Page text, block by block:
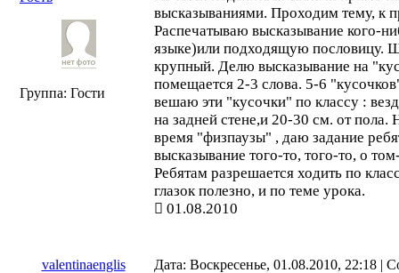
Группа: Гости
высказываниями. Проходим тему, к
Распечатываю высказывание кого-
языке)или подходящую пословицу.
крупный. Делю высказывание на
помещается 2-3 слова. 5-6
вешаю эти "кусочки" по классу :
на задней стене,и 20-30 см. от пола.
время "физпаузы" , даю задание
высказывание того-то, того-то, о
Ребятам разрешается ходить по
глазок полезно, и по теме урока.
01.08.2010
valentinaenglis
Дата: Воскресенье, 01.08.2010, 22:18 |